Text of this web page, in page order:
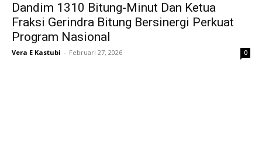
Dandim 1310 Bitung-Minut Dan Ketua
Fraksi Gerindra Bitung Bersinergi Perkuat
Program Nasional
Vera E Kastubi - Februari 27, 2026 0